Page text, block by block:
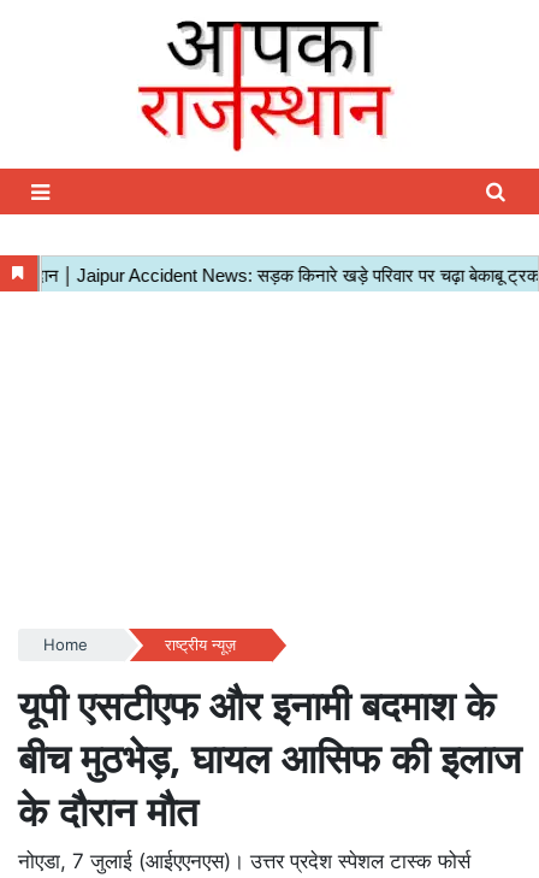
Home राष्ट्रीय न्यूज़
यूपी एसटीएफ और इनामी बदमाश के
बीच मुठभेड़, घायल आसिफ की इलाज
के दौरान मौत
नोएडा, 7 जुलाई (आईएएनएस)। उत्तर प्रदेश स्पेशल टास्क फोर्स